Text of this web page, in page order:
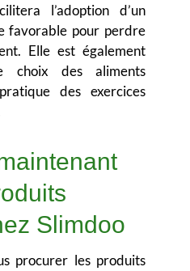
l’adoption d’un
favorable pour perdre
. Elle est également
choix des aliments
des exercices
Slimdoo
procurer les produits